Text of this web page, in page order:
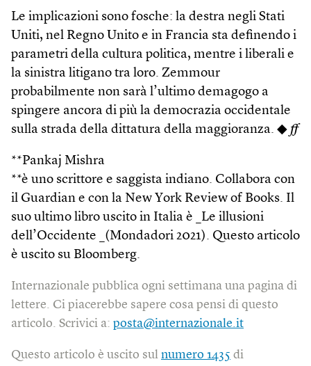
Le implicazioni sono fosche: la destra negli Stati
Uniti, nel Regno Unito e in Francia sta definendo i
parametri della cultura politica, mentre i liberali e
la sinistra litigano tra loro. Zemmour
probabilmente non sarà l’ultimo demagogo a
spingere ancora di più la democrazia occidentale
sulla strada della dittatura della maggioranza. ◆ ff
**Pankaj Mishra
**è uno scrittore e saggista indiano. Collabora con
il Guardian e con la New York Review of Books. Il
suo ultimo libro uscito in Italia è _Le illusioni
dell’Occidente _(Mondadori 2021). Questo articolo
è uscito su Bloomberg.
Internazionale pubblica ogni settimana una pagina di
lettere. Ci piacerebbe sapere cosa pensi di questo
articolo. Scrivici a: posta@internazionale.it
Questo articolo è uscito sul numero 1435 di